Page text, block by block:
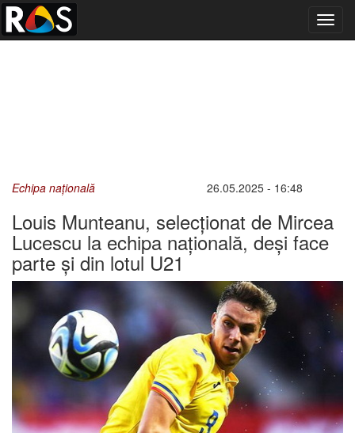
Echipa națională 26.05.2025 - 16:48
Louis Munteanu, selecționat de Mircea
Lucescu la echipa națională, deși face
parte și din lotul U21